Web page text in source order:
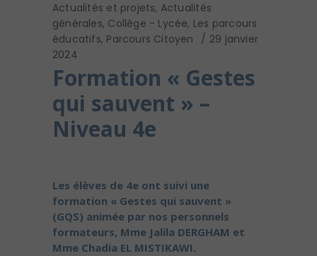
Actualités et projets, Actualités
générales, Collège - Lycée, Les parcours
éducatifs, Parcours Citoyen
29 janvier
2024
Formation « Gestes
qui sauvent » –
Niveau 4e
Les élèves de 4e ont suivi une
formation « Gestes qui sauvent »
(GQS) animée par nos personnels
formateurs, Mme Jalila DERGHAM et
Mme Chadia EL MISTIKAWI.